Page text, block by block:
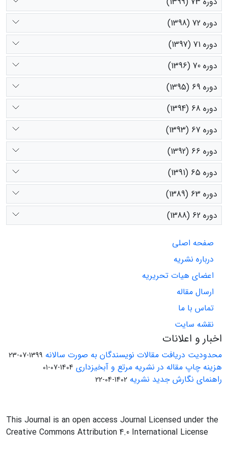
دوره 72 (1398)
دوره 71 (1397)
دوره 70 (1396)
دوره 69 (1395)
دوره 68 (1394)
دوره 67 (1393)
دوره 66 (1392)
دوره 65 (1391)
دوره 63 (1389)
دوره 62 (1388)
صفحه اصلی
درباره نشریه
اعضای هیات تحریریه
ارسال مقاله
تماس با ما
نقشه سایت
اخبار و اعلانات
محدودیت دریافت مقالات نویسندگان به صورت سالانه 1399-07-23
هزینه چاپ مقاله در نشریه مرتع و آبخیزداری 1404-07-01
راهنمای نگارش جدید نشریه 1402-04-22
This Journal is an open access Journal Licensed under the
Creative Commons Attribution 4.0 International License